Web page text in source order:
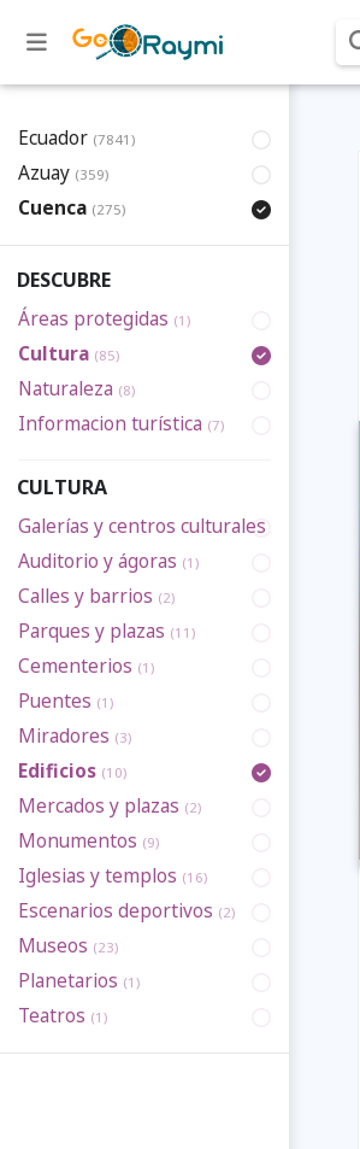
Ecuador (7841)
Azuay (359)
Cuenca (275)
DESCUBRE
Áreas protegidas (1)
Cultura (85)
Naturaleza (8)
Informacion turística (7)
CULTURA
Galerías y centros culturales
Auditorio y ágoras (1)
Calles y barrios (2)
Parques y plazas (11)
Cementerios (1)
Puentes (1)
Miradores (3)
Edificios (10)
Mercados y plazas (2)
Monumentos (9)
Iglesias y templos (16)
Escenarios deportivos (2)
Museos (23)
Planetarios (1)
Teatros (1)